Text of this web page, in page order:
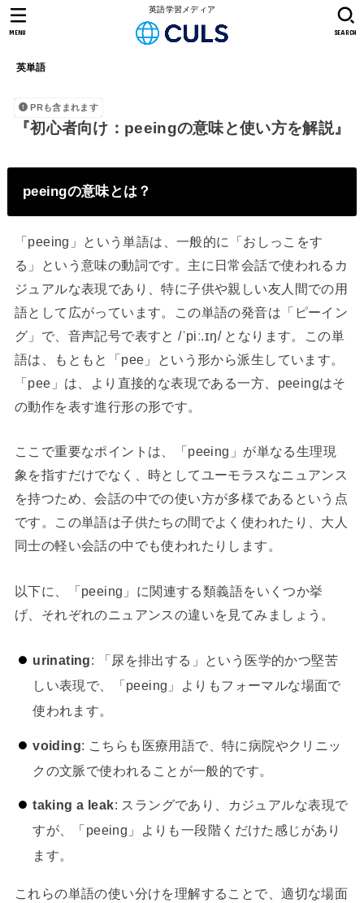
英語学習メディア
英単語
SEARCH
MENU
PRも含まれます
『初心者向け：peeingの意味と使い方を解説』
peeingの意味とは？
「peeing」という単語は、一般的に「おしっこをす
る」という意味の動詞です。主に日常会話で使われるカ
ジュアルな表現であり、特に子供や親しい友人間での用
語として広がっています。この単語の発音は「ピーイン
グ」で、音声記号で表すと /ˈpiː.ɪŋ/ となります。この単
語は、もともと「pee」という形から派生しています。
「pee」は、より直接的な表現である一方、peeingはそ
の動作を表す進行形の形です。
ここで重要なポイントは、「peeing」が単なる生理現
象を指すだけでなく、時としてユーモラスなニュアンス
を持つため、会話の中での使い方が多様であるという点
です。この単語は子供たちの間でよく使われたり、大人
同士の軽い会話の中でも使われたりします。
以下に、「peeing」に関連する類義語をいくつか挙
げ、それぞれのニュアンスの違いを見てみましょう。
urinating: 「尿を排出する」という医学的かつ堅苦
しい表現で、「peeing」よりもフォーマルな場面で
使われます。
voiding: こちらも医療用語で、特に病院やクリニッ
クの文脈で使われることが一般的です。
taking a leak: スラングであり、カジュアルな表現で
すが、「peeing」よりも一段階くだけた感じがあり
ます。
これらの単語の使い分けを理解することで、適切な場面